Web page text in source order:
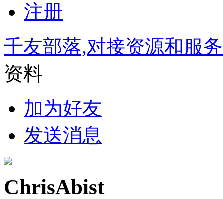
注册
千友部落,对接资源和服
资料
加为好友
发送消息
ChrisAbist